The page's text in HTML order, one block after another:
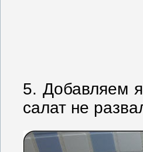
5. Добавляем
салат не